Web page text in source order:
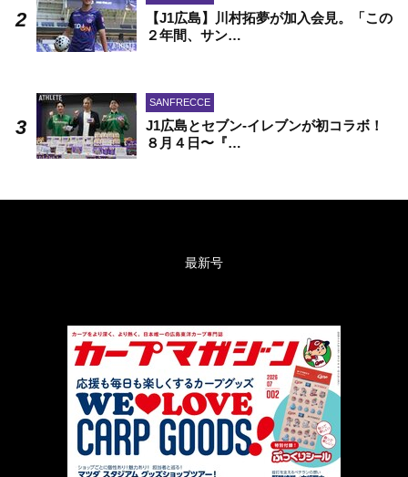
【J1広島】川村拓夢が加入会見。「この
２年間、サン…
SANFRECCE
J1広島とセブン-イレブンが初コラボ！
８月４日〜『…
最新号